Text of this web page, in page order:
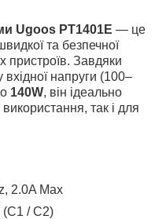
Ugoos PT1401E — це
та безпечної
пристроїв. Завдяки
вхідної напруги (100–
140W, він ідеально
так і для
2.0A Max
(C1 / C2)